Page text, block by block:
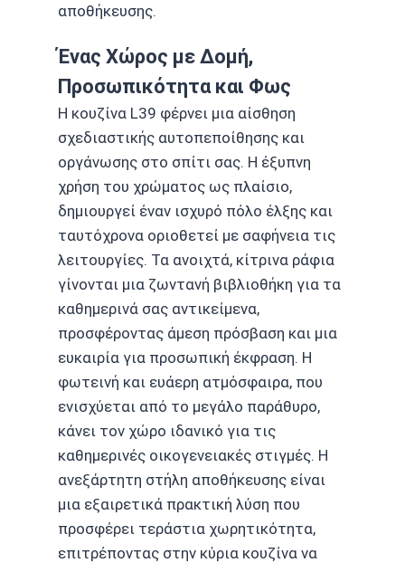
αποθήκευσης.
Ένας Χώρος με Δομή,
Προσωπικότητα και Φως
Η κουζίνα L39 φέρνει μια αίσθηση
σχεδιαστικής αυτοπεποίθησης και
οργάνωσης στο σπίτι σας. Η έξυπνη
χρήση του χρώματος ως πλαίσιο,
δημιουργεί έναν ισχυρό πόλο έλξης και
ταυτόχρονα οριοθετεί με σαφήνεια τις
λειτουργίες. Τα ανοιχτά, κίτρινα ράφια
γίνονται μια ζωντανή βιβλιοθήκη για τα
καθημερινά σας αντικείμενα,
προσφέροντας άμεση πρόσβαση και μια
ευκαιρία για προσωπική έκφραση. Η
φωτεινή και ευάερη ατμόσφαιρα, που
ενισχύεται από το μεγάλο παράθυρο,
κάνει τον χώρο ιδανικό για τις
καθημερινές οικογενειακές στιγμές. Η
ανεξάρτητη στήλη αποθήκευσης είναι
μια εξαιρετικά πρακτική λύση που
προσφέρει τεράστια χωρητικότητα,
επιτρέποντας στην κύρια κουζίνα να